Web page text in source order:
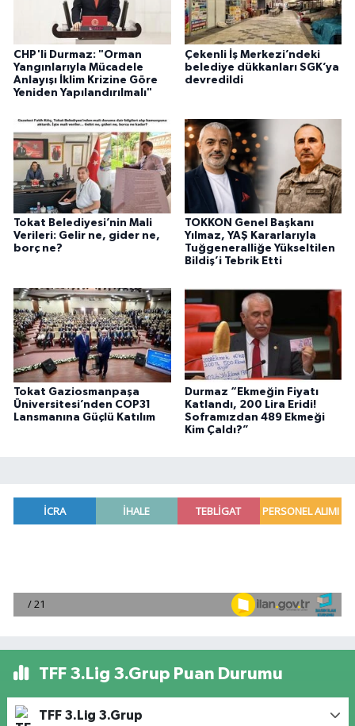
CHP'li Durmaz: "Orman
Yangınlarıyla Mücadele
Anlayışı İklim Krizine Göre
Yeniden Yapılandırılmalı"
Çekenli İş Merkezi’ndeki
belediye dükkanları SGK’ya
devredildi
Tokat Belediyesi’nin Mali
Verileri: Gelir ne, gider ne,
borç ne?
TOKKON Genel Başkanı
Yılmaz, YAŞ Kararlarıyla
Tuğgeneralliğe Yükseltilen
Bildiş’i Tebrik Etti
Tokat Gaziosmanpaşa
Üniversitesi’nden COP31
Lansmanına Güçlü Katılım
Durmaz “Ekmeğin Fiyatı
Katlandı, 200 Lira Eridi!
Soframızdan 489 Ekmeği
Kim Çaldı?”
TFF 3.Lig 3.Grup Puan Durumu
TFF 3.Lig 3.Grup